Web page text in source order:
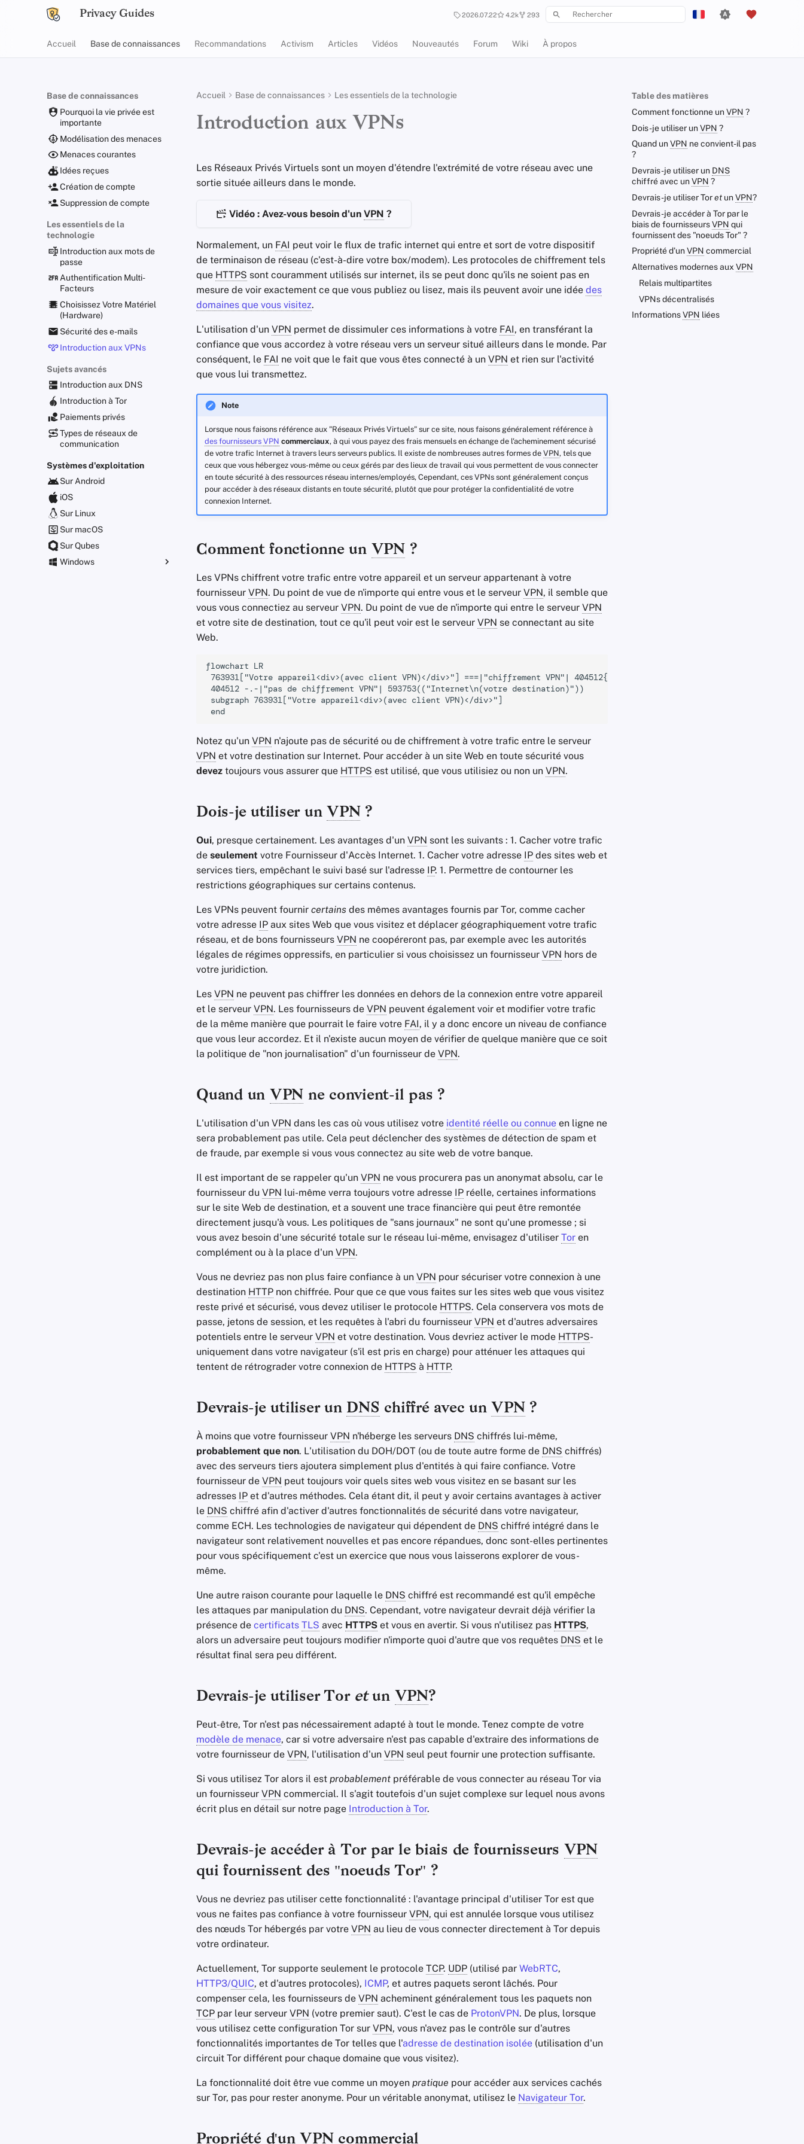
Privacy Guides 2026.07.22 4.2k 293
עִברִית
Italiano
Nederlands
中文 (繁體)
中文 (繁體，台灣)
Русский
Accueil Base de connaissances Recommandations Activism Articles Vidéos Nouveautés Forum Wiki À propos
Base de connaissances
Pourquoi la vie privée est
importante
Modélisation des menaces
Menaces courantes
Idées reçues
Création de compte
Suppression de compte
Les essentiels de la
technologie
Introduction aux mots de
passe
Authentification Multi-
Facteurs
Choisissez Votre Matériel
(Hardware)
Sécurité des e-mails
Introduction aux VPNs
Sujets avancés
Introduction aux DNS
Introduction à Tor
Paiements privés
Types de réseaux de
communication
Systèmes d'exploitation
Sur Android
iOS
Sur Linux
Sur macOS
Sur Qubes
Windows
Table des matières
Comment fonctionne unVPN ?
Dois-je utiliser unVPN ?
Quand unVPN ne convient-il pas
?
Devrais-je utiliser un DNS
chiffré avec unVPN ?
Devrais-je utiliser Toret unVPN?
Devrais-je accéder à Tor par le
biais de fournisseursVPN qui
fournissent des "noeuds Tor" ?
Propriété d'unVPN commercial
Alternatives modernes aux VPN
Relais multipartites
VPNs décentralisés
InformationsVPN liées
Accueil Base de connaissances Les essentiels de la technologie
Introduction aux VPNs
Les Réseaux Privés Virtuels sont un moyen d'étendre l'extrémité de votre réseau avec une
sortie située ailleurs dans le monde.
Vidéo : Avez-vous besoin d'un VPN ?
Normalement, un FAI peut voir le flux de trafic internet qui entre et sort de votre dispositif
de terminaison de réseau (c'est-à-dire votre box/modem). Les protocoles de chiffrement tels
que HTTPS sont couramment utilisés sur internet, ils se peut donc qu'ils ne soient pas en
mesure de voir exactement ce que vous publiez ou lisez, mais ils peuvent avoir une idée des
domaines que vous visitez.
L'utilisation d'un VPN permet de dissimuler ces informations à votre FAI, en transférant la
confiance que vous accordez à votre réseau vers un serveur situé ailleurs dans le monde. Par
conséquent, le FAI ne voit que le fait que vous êtes connecté à un VPN et rien sur l'activité
que vous lui transmettez.
Note
Lorsque nous faisons référence aux "Réseaux Privés Virtuels" sur ce site, nous faisons généralement référence à
des fournisseurs VPN commerciaux, à qui vous payez des frais mensuels en échange de l'acheminement sécurisé
de votre trafic Internet à travers leurs serveurs publics. Il existe de nombreuses autres formes de VPN, tels que
ceux que vous hébergez vous-même ou ceux gérés par des lieux de travail qui vous permettent de vous connecter
en toute sécurité à des ressources réseau internes/employés, Cependant, ces VPNs sont généralement conçus
pour accéder à des réseaux distants en toute sécurité, plutôt que pour protéger la confidentialité de votre
connexion Internet.
Comment fonctionne un VPN ?
Les VPNs chiffrent votre trafic entre votre appareil et un serveur appartenant à votre
fournisseur VPN. Du point de vue de n'importe qui entre vous et le serveur VPN, il semble que
vous vous connectiez au serveur VPN. Du point de vue de n'importe qui entre le serveur VPN
et votre site de destination, tout ce qu'il peut voir est le serveur VPN se connectant au site
Web.
flowchart LR
763931["Votre appareil<div>(avec client VPN)</div>"] ===|"chiffrement VPN"| 404512{"serveur VPN"}
404512 -.-|"pas de chiffrement VPN"| 593753(("Internet\n(votre destination)"))
subgraph 763931["Votre appareil<div>(avec client VPN)</div>"]
end
Notez qu'un VPN n'ajoute pas de sécurité ou de chiffrement à votre trafic entre le serveur
VPN et votre destination sur Internet. Pour accéder à un site Web en toute sécurité vous
devez toujours vous assurer que HTTPS est utilisé, que vous utilisiez ou non un VPN.
Dois-je utiliser un VPN ?
Oui, presque certainement. Les avantages d'un VPN sont les suivants : 1. Cacher votre trafic
de seulement votre Fournisseur d'Accès Internet. 1. Cacher votre adresse IP des sites web et
services tiers, empêchant le suivi basé sur l'adresse IP. 1. Permettre de contourner les
restrictions géographiques sur certains contenus.
Les VPNs peuvent fournir certains des mêmes avantages fournis par Tor, comme cacher
votre adresse IP aux sites Web que vous visitez et déplacer géographiquement votre trafic
réseau, et de bons fournisseurs VPN ne coopéreront pas, par exemple avec les autorités
légales de régimes oppressifs, en particulier si vous choisissez un fournisseur VPN hors de
votre juridiction.
Les VPN ne peuvent pas chiffrer les données en dehors de la connexion entre votre appareil
et le serveur VPN. Les fournisseurs de VPN peuvent également voir et modifier votre trafic
de la même manière que pourrait le faire votre FAI, il y a donc encore un niveau de confiance
que vous leur accordez. Et il n'existe aucun moyen de vérifier de quelque manière que ce soit
la politique de "non journalisation" d'un fournisseur de VPN.
Quand un VPN ne convient-il pas ?
L'utilisation d'un VPN dans les cas où vous utilisez votre identité réelle ou connue en ligne ne
sera probablement pas utile. Cela peut déclencher des systèmes de détection de spam et
de fraude, par exemple si vous vous connectez au site web de votre banque.
Il est important de se rappeler qu'un VPN ne vous procurera pas un anonymat absolu, car le
fournisseur du VPN lui-même verra toujours votre adresse IP réelle, certaines informations
sur le site Web de destination, et a souvent une trace financière qui peut être remontée
directement jusqu'à vous. Les politiques de "sans journaux" ne sont qu'une promesse ; si
vous avez besoin d'une sécurité totale sur le réseau lui-même, envisagez d'utiliser Tor en
complément ou à la place d'un VPN.
Vous ne devriez pas non plus faire confiance à un VPN pour sécuriser votre connexion à une
destination HTTP non chiffrée. Pour que ce que vous faites sur les sites web que vous visitez
reste privé et sécurisé, vous devez utiliser le protocole HTTPS. Cela conservera vos mots de
passe, jetons de session, et les requêtes à l'abri du fournisseur VPN et d'autres adversaires
potentiels entre le serveur VPN et votre destination. Vous devriez activer le mode HTTPS-
uniquement dans votre navigateur (s'il est pris en charge) pour atténuer les attaques qui
tentent de rétrograder votre connexion de HTTPS à HTTP.
Devrais-je utiliser un DNS chiffré avec un VPN ?
À moins que votre fournisseur VPN n'héberge les serveurs DNS chiffrés lui-même,
probablement que non. L'utilisation du DOH/DOT (ou de toute autre forme de DNS chiffrés)
avec des serveurs tiers ajoutera simplement plus d'entités à qui faire confiance. Votre
fournisseur de VPN peut toujours voir quels sites web vous visitez en se basant sur les
adresses IP et d'autres méthodes. Cela étant dit, il peut y avoir certains avantages à activer
le DNS chiffré afin d'activer d'autres fonctionnalités de sécurité dans votre navigateur,
comme ECH. Les technologies de navigateur qui dépendent de DNS chiffré intégré dans le
navigateur sont relativement nouvelles et pas encore répandues, donc sont-elles pertinentes
pour vous spécifiquement c'est un exercice que nous vous laisserons explorer de vous-
même.
Une autre raison courante pour laquelle le DNS chiffré est recommandé est qu'il empêche
les attaques par manipulation du DNS. Cependant, votre navigateur devrait déjà vérifier la
présence de certificats TLS avec HTTPS et vous en avertir. Si vous n'utilisez pas HTTPS,
alors un adversaire peut toujours modifier n'importe quoi d'autre que vos requêtes DNS et le
résultat final sera peu différent.
Devrais-je utiliser Tor etun VPN?
Peut-être, Tor n'est pas nécessairement adapté à tout le monde. Tenez compte de votre
modèle de menace, car si votre adversaire n'est pas capable d'extraire des informations de
votre fournisseur de VPN, l'utilisation d'un VPN seul peut fournir une protection suffisante.
Si vous utilisez Tor alors il est probablement préférable de vous connecter au réseau Tor via
un fournisseur VPN commercial. Il s'agit toutefois d'un sujet complexe sur lequel nous avons
écrit plus en détail sur notre page Introduction à Tor.
Devrais-je accéder à Tor par le biais de fournisseurs VPN
qui fournissent des "noeuds Tor" ?
Vous ne devriez pas utiliser cette fonctionnalité : l'avantage principal d'utiliser Tor est que
vous ne faites pas confiance à votre fournisseur VPN, qui est annulée lorsque vous utilisez
des nœuds Tor hébergés par votre VPN au lieu de vous connecter directement à Tor depuis
votre ordinateur.
Actuellement, Tor supporte seulement le protocole TCP. UDP (utilisé par WebRTC,
HTTP3/QUIC, et d'autres protocoles), ICMP, et autres paquets seront lâchés. Pour
compenser cela, les fournisseurs de VPN acheminent généralement tous les paquets non
TCP par leur serveur VPN (votre premier saut). C'est le cas de ProtonVPN. De plus, lorsque
vous utilisez cette configuration Tor sur VPN, vous n'avez pas le contrôle sur d'autres
fonctionnalités importantes de Tor telles que l'adresse de destination isolée (utilisation d'un
circuit Tor différent pour chaque domaine que vous visitez).
La fonctionnalité doit être vue comme un moyen pratique pour accéder aux services cachés
sur Tor, pas pour rester anonyme. Pour un véritable anonymat, utilisez le Navigateur Tor.
Propriété d'un VPN commercial